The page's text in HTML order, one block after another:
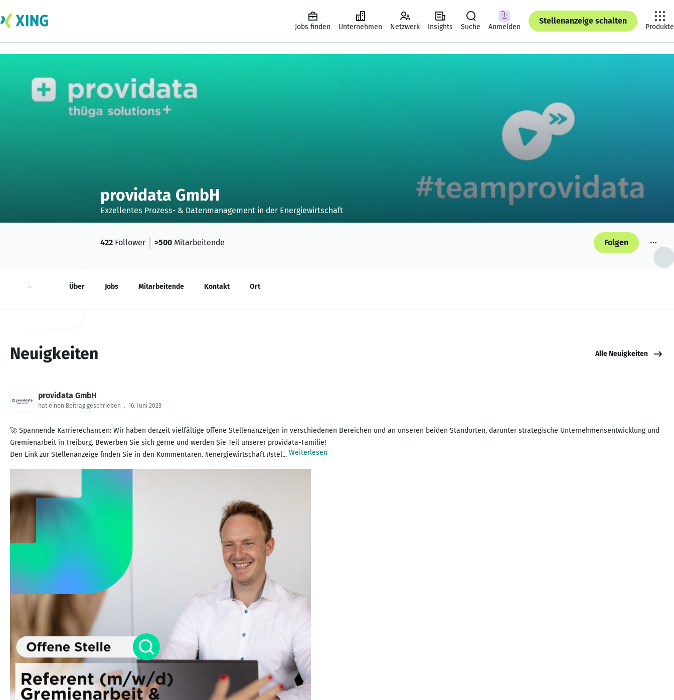
Jobs finden Unternehmen Netzwerk Insights Suche Anmelden
Stellenanzeige schalten
Produkte
providata GmbH
Exzellentes Prozess- & Datenmanagement in der Energiewirtschaft
422 Follower >500 Mitarbeitende Folgen
Neuigkeiten Über Jobs Mitarbeitende Kontakt Ort
Neuigkeiten Alle Neuigkeiten
providata GmbH
hat einen Beitrag geschrieben . 16. Juni 2023
🚀 Spannende Karrierechancen: Wir haben derzeit vielfältige offene Stellenanzeigen in verschiedenen Bereichen und an unseren beiden Standorten, darunter strategische Unternehmensentwicklung und
Gremienarbeit in Freiburg. Bewerben Sie sich gerne und werden Sie Teil unserer providata-Familie!
Den Link zur Stellenanzeige finden Sie in den Kommentaren. #energiewirtschaft #stel... Weiterlesen